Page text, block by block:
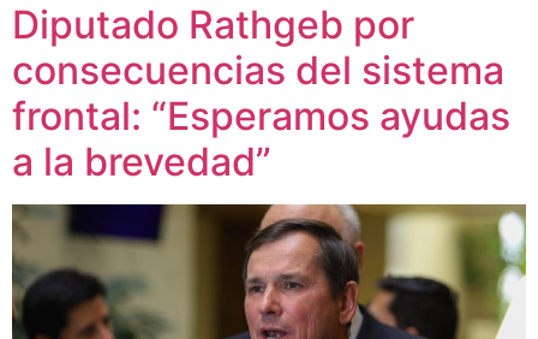
Diputado Rathgeb por
consecuencias del sistema
frontal: “Esperamos ayudas
a la brevedad”